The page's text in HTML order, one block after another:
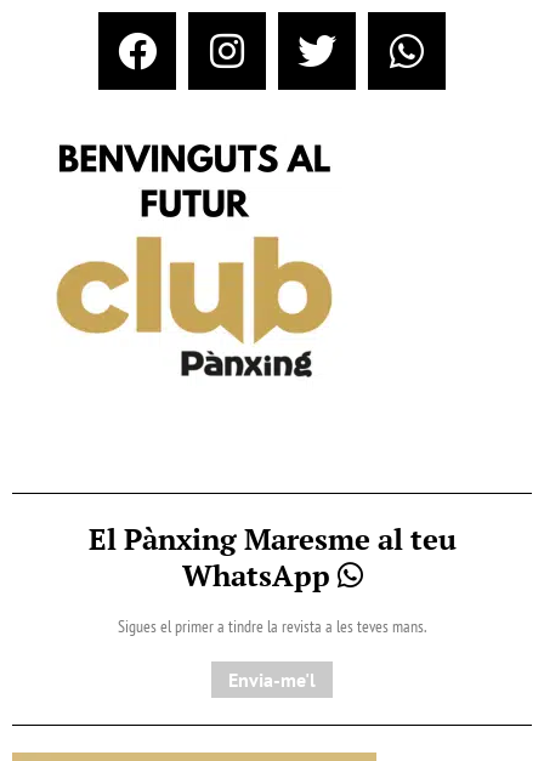
El Pànxing Maresme al teu
WhatsApp
Sigues el primer a tindre la revista a les teves mans.
Envia-me'l